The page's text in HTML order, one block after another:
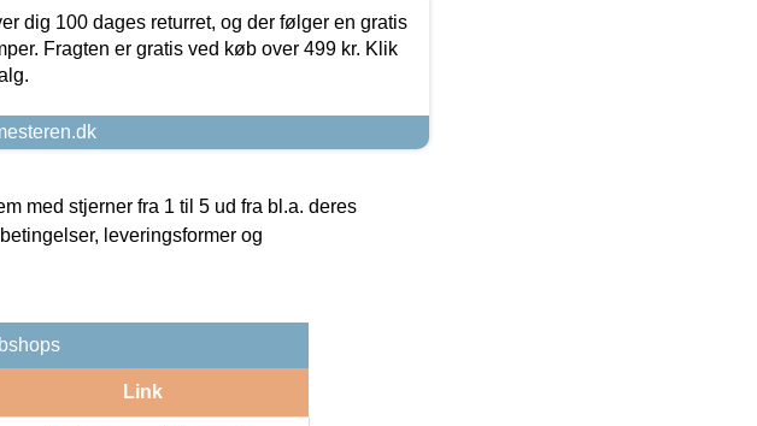
dig 100 dages returret, og der følger en gratis
Fragten er gratis ved køb over 499 kr. Klik
med stjerner fra 1 til 5 ud fra bl.a. deres
leveringsformer og
Link